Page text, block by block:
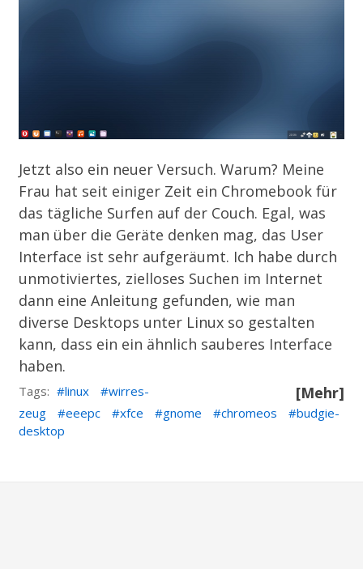
Jetzt also ein neuer Versuch. Warum? Meine
Frau hat seit einiger Zeit ein Chromebook für
das tägliche Surfen auf der Couch. Egal, was
man über die Geräte denken mag, das User
Interface ist sehr aufgeräumt. Ich habe durch
unmotiviertes, zielloses Suchen im Internet
dann eine Anleitung gefunden, wie man
diverse Desktops unter Linux so gestalten
kann, dass ein ein ähnlich sauberes Interface
haben.
[Mehr]
Tags: linux
wirres-
zeug
eeepc xfce gnome chromeos
budgie-
desktop